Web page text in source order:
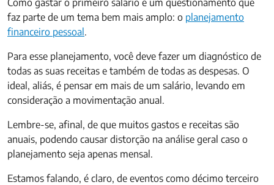
Como gastar o primeiro salário é um questionamento que
faz parte de um tema bem mais amplo: o planejamento
financeiro pessoal .
Para esse planejamento, você deve fazer um diagnóstico de
todas as suas receitas e também de todas as despesas. O
ideal, aliás, é pensar em mais de um salário, levando em
consideração a movimentação anual.
Lembre-se, afinal, de que muitos gastos e receitas são
anuais, podendo causar distorção na análise geral caso o
planejamento seja apenas mensal.
Estamos falando, é claro, de eventos como décimo terceiro